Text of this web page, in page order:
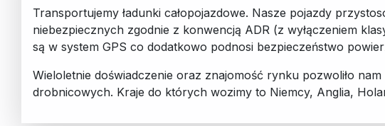
Transportujemy ładunki całopojazdowe. Nasze pojazdy
niebezpiecznych zgodnie z konwencją ADR (z wyłączeniem
są w system GPS co dodatkowo podnosi bezpieczeństwo
Wieloletnie doświadczenie oraz znajomość rynku pozwoliło
drobnicowych. Kraje do których wozimy to Niemcy, Anglia,